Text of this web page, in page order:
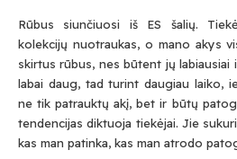
Rūbus siunčiuosi iš ES šalių.
kolekcijų nuotraukas, o mano akys
skirtus rūbus, nes būtent jų labiausiai
labai daug, tad turint daugiau laiko,
ne tik patrauktų akį, bet ir būtų
tendencijas diktuoja tiekėjai. Jie
kas man patinka, kas man atrodo